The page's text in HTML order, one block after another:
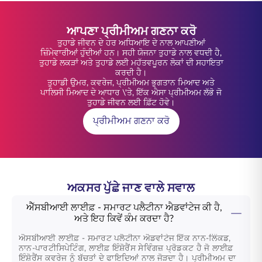
ਆਪਣਾ ਪ੍ਰੀਮੀਅਮ ਗਣਨਾ ਕਰੋ
ਤੁਹਾਡੇ ਜੀਵਨ ਦੇ ਹਰ ਅਧਿਆਇ ਦੇ ਨਾਲ ਆਪਣੀਆਂ
ਜ਼ਿੰਮੇਵਾਰੀਆਂ ਹੁੰਦੀਆਂ ਹਨ। ਸਹੀ ਯੋਜਨਾ ਤੁਹਾਡੇ ਨਾਲ ਵਧਦੀ ਹੈ,
ਤੁਹਾਡੇ ਲਕੜਾਂ ਅਤੇ ਤੁਹਾਡੇ ਲਈ ਮਹੱਤਵਪੂਰਨ ਲੋਕਾਂ ਦੀ ਸਹਾਇਤਾ
ਕਰਦੀ ਹੈ।
ਤੁਹਾਡੀ ਉਮਰ, ਕਵਰੇਜ, ਪ੍ਰੀਮੀਅਮ ਭੁਗਤਾਨ ਮਿਆਦ ਅਤੇ
ਪਾਲਿਸੀ ਮਿਆਦ ਦੇ ਆਧਾਰ \'ਤੇ, ਇੱਕ ਐਸਾ ਪ੍ਰੀਮੀਅਮ ਲੱਭੋ ਜੋ
ਤੁਹਾਡੇ ਜੀਵਨ ਲਈ ਫ਼ਿੱਟ ਹੋਵੇ।
ਪ੍ਰੀਮੀਅਮ ਗਣਨਾ ਕਰੋ
ਅਕਸਰ ਪੁੱਛੇ ਜਾਣ ਵਾਲੇ ਸਵਾਲ
ਐੱਸਬੀਆਈ ਲਾਈਫ਼ - ਸਮਾਰਟ ਪਲੈਟੀਨਾ ਐਡਵਾਂਟੇਜ ਕੀ ਹੈ,
ਅਤੇ ਇਹ ਕਿਵੇਂ ਕੰਮ ਕਰਦਾ ਹੈ?
ਐਸਬੀਆਈ ਲਾਈਫ਼ - ਸਮਾਰਟ ਪਲੈਟੀਨਾ ਐਡਵਾਂਟੇਜਇੱਕ ਨਾਨ-ਲਿੰਕਡ,
ਨਾਨ-ਪਾਰਟੀਸਿਪੇਟਿੰਗ, ਲਾਈਫ਼ ਇੰਸ਼ੋਰੈਂਸ ਸੇਵਿੰਗਜ਼ ਪ੍ਰੋਡਕਟ ਹੈ ਜੋ ਲਾਈਫ਼
ਇੰਸ਼ੋਰੈਂਸ ਕਵਰੇਜ ਨੂੰ ਬੱਚਤਾਂ ਦੇ ਫਾਇਦਿਆਂ ਨਾਲ ਜੋੜਦਾ ਹੈ। ਪ੍ਰੀਮੀਅਮ ਦਾ